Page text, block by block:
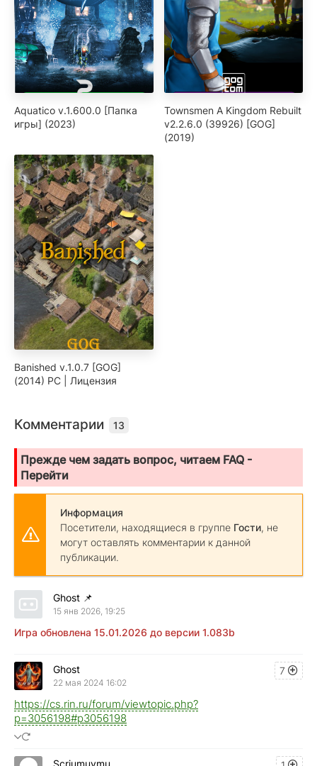
Aquatico v.1.600.0 [Папка
игры] (2023)
Townsmen A Kingdom Rebuilt
v2.2.6.0 (39926) [GOG]
(2019)
Banished v.1.0.7 [GOG]
(2014) PC | Лицензия
Комментарии 13
Прежде чем задать вопрос, читаем FAQ -
Перейти
Информация
Посетители, находящиеся в группе Гости, не
могут оставлять комментарии к данной
публикации.
Ghost 📌
15 янв 2026, 19:25
Игра обновлена 15.01.2026 до версии 1.083b
7
Ghost
22 мая 2024 16:02
https://cs.rin.ru/forum/viewtopic.php?
p=3056198#p3056198